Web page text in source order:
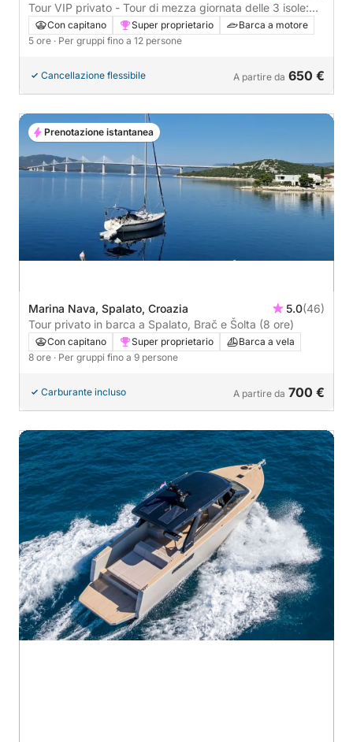
Tour VIP privato - Tour di mezza giornata delle 3 isole:
Lagune Blu, Naufragio e Trogir o Maslinica
Con capitano Super proprietario
Barca a motore
5 ore · Per gruppi fino a 12 persone
Cancellazione flessibile A partire da 650 €
Marina Nava, Spalato, Croazia 5.0(46)
Tour privato in barca a Spalato, Brač e Šolta (8 ore)
Con capitano Super proprietario
Barca a vela
8 ore · Per gruppi fino a 9 persone
Carburante incluso A partire da 700 €
Prenotazione istantanea